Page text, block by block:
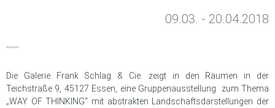
09.03. - 20.04.2018
Die Galerie Frank Schlag & Cie. zeigt in den Räumen in der
Teichstraße 9, 45127 Essen, eine Gruppenausstellung zum Thema
„WAY OF THINKING“ mit abstrakten Landschaftsdarstellungen der